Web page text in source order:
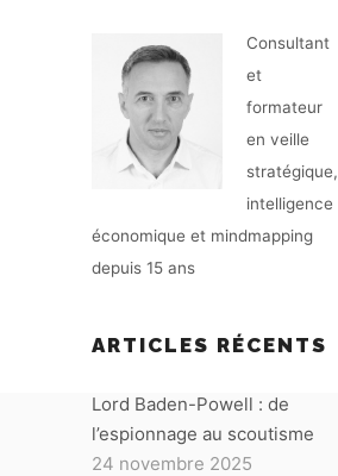
Consultant
et
formateur
en veille
stratégique,
intelligence
économique et mindmapping
depuis 15 ans
ARTICLES RÉCENTS
Lord Baden-Powell : de
l’espionnage au scoutisme
24 novembre 2025